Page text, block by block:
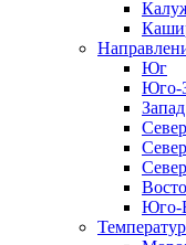
Юг
Юго-
Запад
Север
Юго-